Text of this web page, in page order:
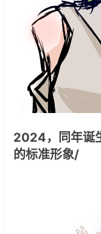
2024，同年诞
的标准形象/